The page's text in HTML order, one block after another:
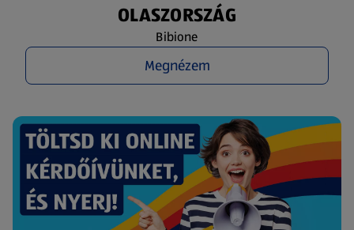
OLASZORSZÁG
Bibione
Megnézem